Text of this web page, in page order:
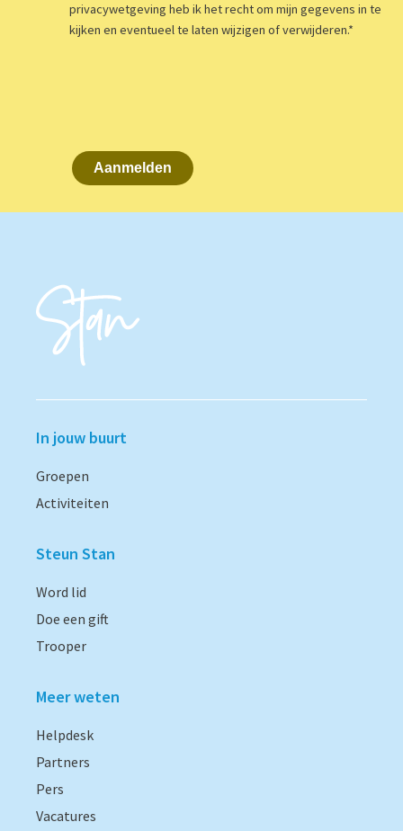
privacywetgeving heb ik het recht om mijn gegevens in te
kijken en eventueel te laten wijzigen of verwijderen.*
Aanmelden
In jouw buurt
Groepen
Activiteiten
Steun Stan
Word lid
Doe een gift
Trooper
Meer weten
Helpdesk
Partners
Pers
Vacatures